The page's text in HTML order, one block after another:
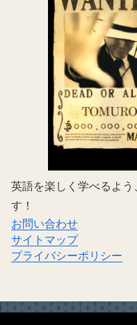
英語を楽しく学べるよ
す！
お問い合わせ
サイトマップ
プライバシーポリシー